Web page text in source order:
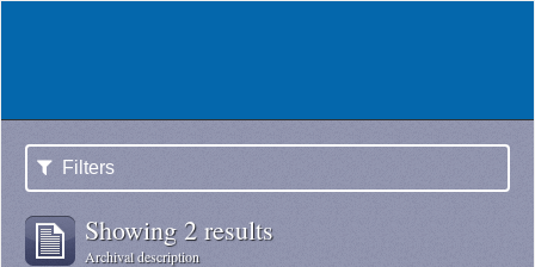
Filters
Showing 2 results
Archival description